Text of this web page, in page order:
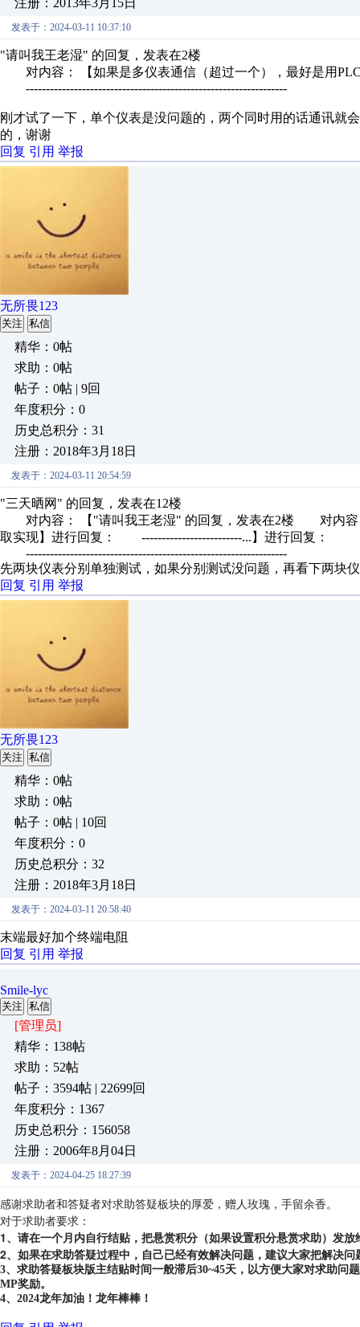
注册：2013年3月15日
发表于：2024-03-11 10:37:10
"请叫我王老湿" 的回复，发表在2楼
对内容： 【如果是多仪表通信（超过一个），最好是用
-----------------------------------------------------------------
刚才试了一下，单个仪表是没问题的，两个同时用的话通讯就
的，谢谢
回复 引用 举报
无所畏123
关注 私信
精华：0帖
求助：0帖
帖子：0帖 | 9回
年度积分：0
历史总积分：31
注册：2018年3月18日
发表于：2024-03-11 20:54:59
"三天晒网" 的回复，发表在12楼
对内容： 【"请叫我王老湿" 的回复，发表在2楼 对内容：
取实现】进行回复： -------------------------...】进行回复：
-----------------------------------------------------------------
先两块仪表分别单独测试，如果分别测试没问题，再看下两块
回复 引用 举报
无所畏123
关注 私信
精华：0帖
求助：0帖
帖子：0帖 | 10回
年度积分：0
历史总积分：32
注册：2018年3月18日
发表于：2024-03-11 20:58:40
末端最好加个终端电阻
回复 引用 举报
Smile-lyc
关注 私信
[管理员]
精华：138帖
求助：52帖
帖子：3594帖 | 22699回
年度积分：1367
历史总积分：156058
注册：2006年8月04日
发表于：2024-04-25 18:27:39
感谢求助者和答疑者对求助答疑板块的厚爱，赠人玫瑰，手留余香。
对于求助者要求：
1、请在一个月内自行结贴，把悬赏积分（如果设置积分悬赏求助）发放
2、如果在求助答疑过程中，自己已经有效解决问题，建议大家把解决
3、求助答疑板块版主结贴时间一般滞后30~45天，以方便大家对求助
MP奖励。
4、2024龙年加油！龙年棒棒！